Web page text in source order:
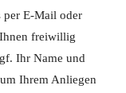
E-Mail oder
freiwillig
Ihr Name und
Ihrem Anliegen